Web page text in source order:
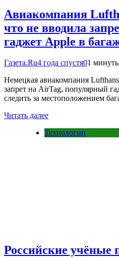
Авиакомпания
что не вводила
гаджет Apple в
Газета.Ru4 года спустя01
Немецкая авиакомпания
запрет на AirTag, популярный
следить за местоположением
Читать далее
Технологии
Российские учёные